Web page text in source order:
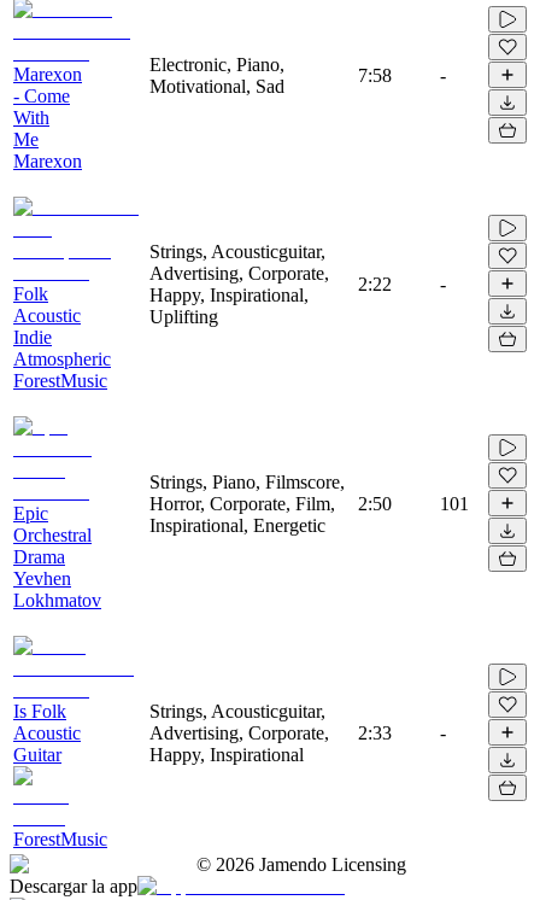
Marexon
- Come
With
Me
Marexon
Electronic, Piano,
Motivational, Sad
7:58 -
Folk
Acoustic
Indie
Atmospheric
ForestMusic
Strings, Acousticguitar,
Advertising, Corporate,
Happy, Inspirational,
Uplifting
2:22 -
Epic
Orchestral
Drama
Yevhen
Lokhmatov
Strings, Piano, Filmscore,
Horror, Corporate, Film,
Inspirational, Energetic
2:50 101
Is Folk
Acoustic
Guitar
ForestMusic
Strings, Acousticguitar,
Advertising, Corporate,
Happy, Inspirational
2:33 -
© 2026 Jamendo Licensing
Descargar la app